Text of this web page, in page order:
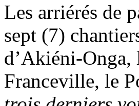
Les arriérés de
sept (7)
d’Akiéni-Onga,
Franceville, le